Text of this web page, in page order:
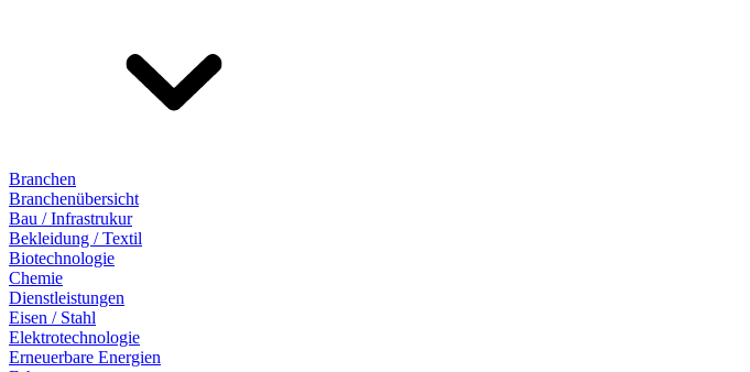
Branchen
Branchenübersicht
Bau / Infrastrukur
Bekleidung / Textil
Biotechnologie
Chemie
Dienstleistungen
Eisen / Stahl
Elektrotechnologie
Erneuerbare Energien